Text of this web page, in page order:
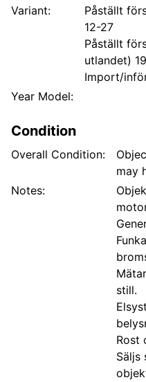
(faktisk vikt) 1830 kg
2260 kg Ursprunglig
Variant:
Påställt
12-27
Påställt
utlandet)
Import/
Year Model:
Condition
Overall Condition:
may
Notes:
still.
Rost
Säljs